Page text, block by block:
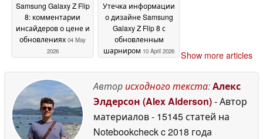
Samsung Galaxy Z Flip
8: комментарии
инсайдеров о цене и
обновлениях 04 May
2026
Утечка информации
о дизайне Samsung
Galaxy Z Flip 8 с
обновленным
шарниром 10 April 2026 Show more articles
Авторисходного текста:Алекс
Элдерсон (Alex Alderson)- Автор
материалов- 15145 статей на
Notebookcheckc 2018 года